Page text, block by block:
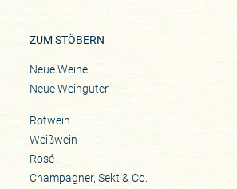
ZUM STÖBERN
Neue Weine
Neue Weingüter
Rotwein
Weißwein
Rosé
Champagner, Sekt & Co.